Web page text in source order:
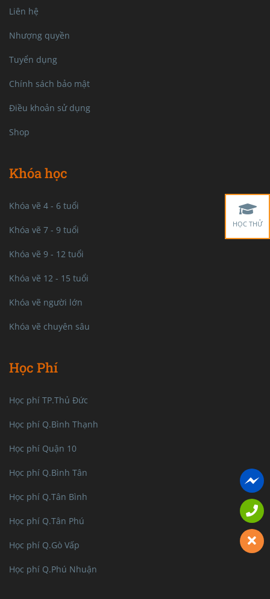
Liên hệ
Nhượng quyền
Tuyển dụng
Chính sách bảo mật
Điều khoản sử dụng
Shop
Khóa học
Khóa vẽ 4 - 6 tuổi
Khóa vẽ 7 - 9 tuổi
Khóa vẽ 9 - 12 tuổi
Khóa vẽ 12 - 15 tuổi
Khóa vẽ người lớn
Khóa vẽ chuyên sâu
Học Phí
Học phí TP.Thủ Đức
Học phí Q.Bình Thạnh
Học phí Quận 10
Học phí Q.Bình Tân
Học phí Q.Tân Bình
Học phí Q.Tân Phú
Học phí Q.Gò Vấp
Học phí Q.Phú Nhuận
HỌC THỬ